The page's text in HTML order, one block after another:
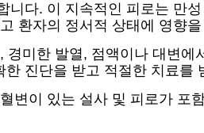
니다. 이 지속적인 피로는 만
환자의 정서적 상태에 영향
미한 발열, 점액이나 대변
진단을 받고 적절한 치료를
변이 있는 설사 및 피로가